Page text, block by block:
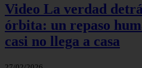
Video La verdad
órbita: un repaso
casi no llega a casa